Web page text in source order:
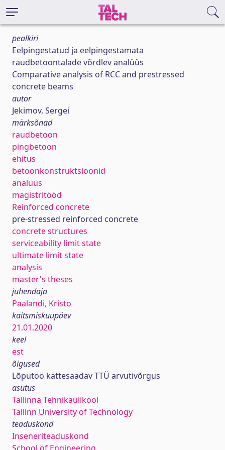
pealkiri
Eelpingestatud ja eelpingestamata
raudbetoontalade võrdlev analüüs
Comparative analysis of RCC and prestressed
concrete beams
autor
Jekimov, Sergei
märksõnad
raudbetoon
pingbetoon
ehitus
betoonkonstruktsioonid
analüüs
magistritööd
Reinforced concrete
pre-stressed reinforced concrete
concrete structures
serviceability limit state
ultimate limit state
analysis
master's theses
juhendaja
Paalandi, Kristo
kaitsmiskuupäev
21.01.2020
keel
est
õigused
Lõputöö kättesaadav TTÜ arvutivõrgus
asutus
Tallinna Tehnikaülikool
Tallinn University of Technology
teaduskond
Inseneriteaduskond